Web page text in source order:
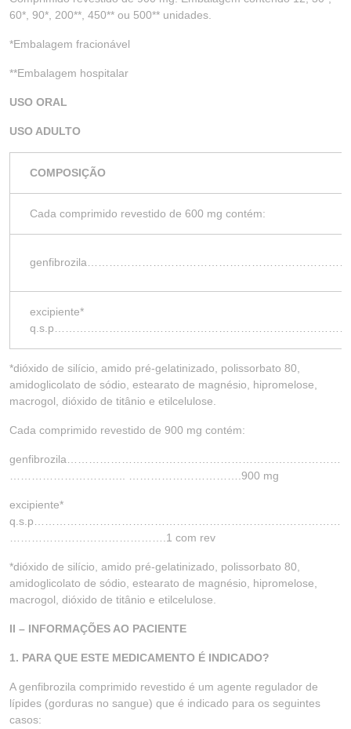
60*, 90*, 200**, 450** ou 500** unidades.
*Embalagem fracionável
**Embalagem hospitalar
USO ORAL
USO ADULTO
COMPOSIÇÃO
Cada comprimido revestido de 600 mg contém:
excipiente*
*dióxido de silício, amido pré-gelatinizado, polissorbato 80,
amidoglicolato de sódio, estearato de magnésio, hipromelose,
macrogol, dióxido de titânio e etilcelulose.
Cada comprimido revestido de 900 mg contém:
genfibrozila…………………………………………………………………
………………………….. ………………………….900 mg
excipiente*
q.s.p…………………………………………………………………………
…………………………………….1 com rev
*dióxido de silício, amido pré-gelatinizado, polissorbato 80,
amidoglicolato de sódio, estearato de magnésio, hipromelose,
macrogol, dióxido de titânio e etilcelulose.
II – INFORMAÇÕES AO PACIENTE
1. PARA QUE ESTE MEDICAMENTO É INDICADO?
A genfibrozila comprimido revestido é um agente regulador de
lípides (gorduras no sangue) que é indicado para os seguintes
casos: